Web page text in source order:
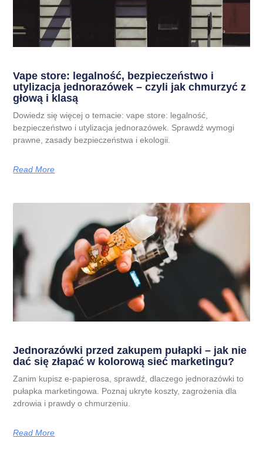
Vape store: legalność, bezpieczeństwo i
utylizacja jednorazówek – czyli jak chmurzyć z
głową i klasą
Dowiedz się więcej o temacie: vape store: legalność,
bezpieczeństwo i utylizacja jednorazówek. Sprawdź wymogi
prawne, zasady bezpieczeństwa i ekologii.
Read More
Jednorazówki przed zakupem pułapki – jak nie
dać się złapać w kolorową sieć marketingu?
Zanim kupisz e-papierosa, sprawdź, dlaczego jednorazówki to
pułapka marketingowa. Poznaj ukryte koszty, zagrożenia dla
zdrowia i prawdy o chmurzeniu.
Read More